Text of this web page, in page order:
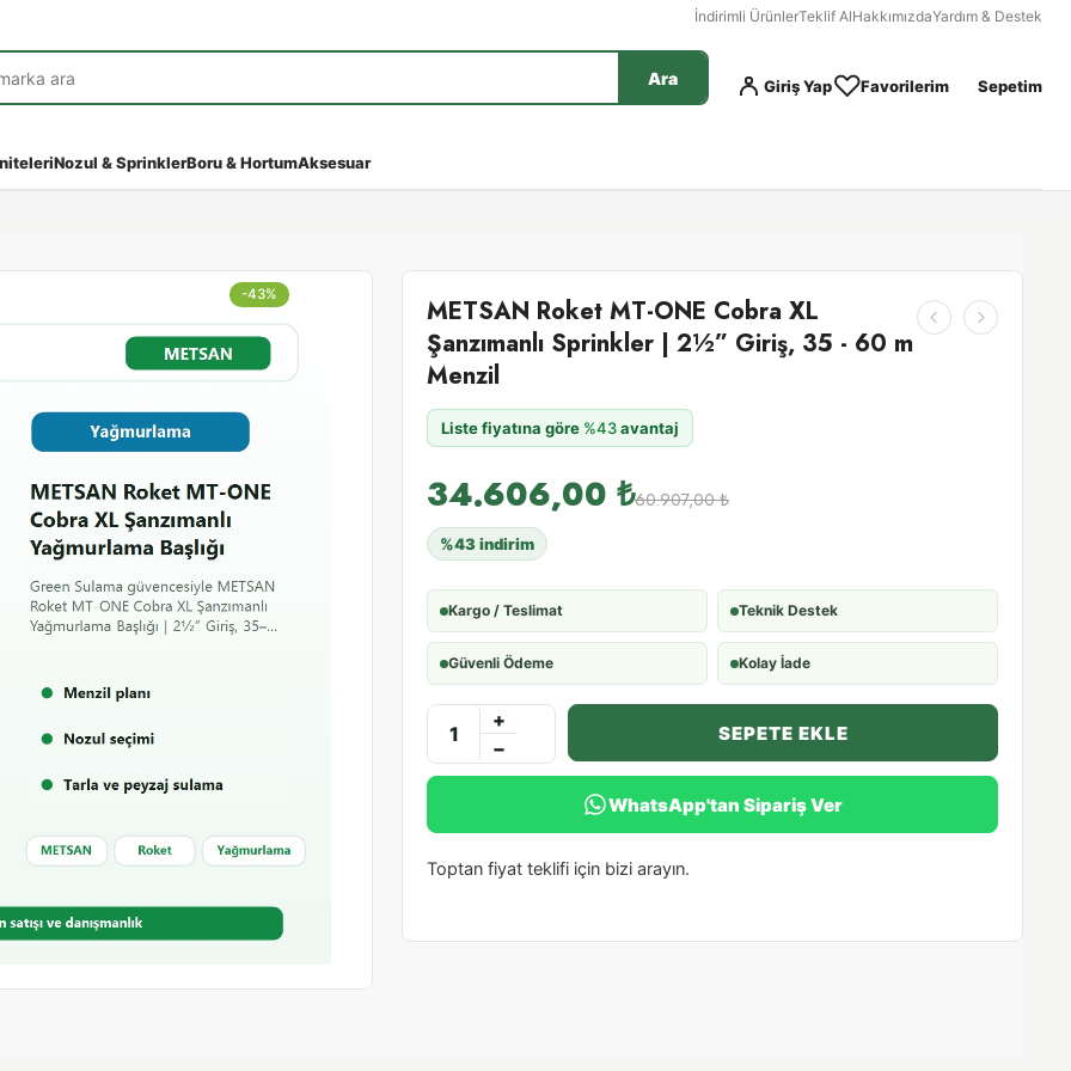
İndirimli ÜrünlerTeklif AlHakkımızdaYardım & Destek
Ara Giriş Yap Favorilerim Sepetim
Nozul & SprinklerBoru & HortumAksesuar
-43%
METSAN Roket MT-ONE Cobra XL
Şanzımanlı Sprinkler | 2½” Giriş, 35 - 60 m
Menzil
Liste fiyatına göre %43avantaj
60.907,00₺
34.606,00 ₺
%43 indirim
Kargo / Teslimat Teknik Destek
Güvenli Ödeme Kolay İade
+
−
SEPETE EKLE
WhatsApp'tan Sipariş Ver
Toptan fiyat teklifi için bizi arayın.